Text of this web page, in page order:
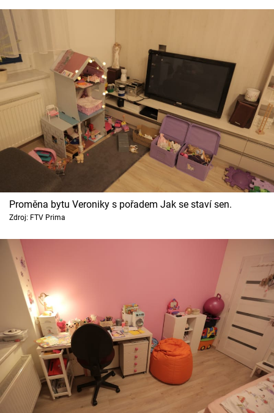
Proměna bytu Veroniky s pořadem Jak se staví sen.
Zdroj: FTV Prima